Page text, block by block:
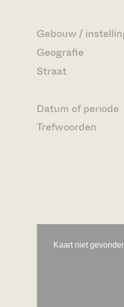
Gebouw /
Geografie
Straat
Datum of periode
Trefwoorden